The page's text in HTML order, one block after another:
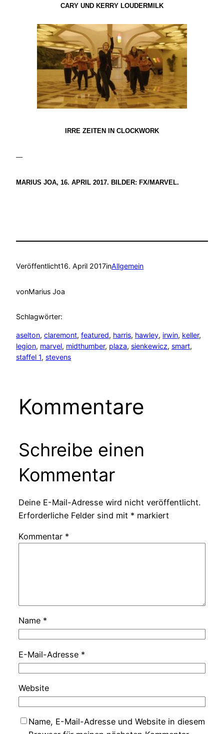
CARY UND KERRY LOUDERMILK
IRRE ZEITEN IN CLOCKWORK
—
MARIUS JOA, 16. APRIL 2017. BILDER: FX/MARVEL.
Veröffentlicht16. April 2017inAllgemein
vonMarius Joa
Schlagwörter:
aselton, claremont, featured, harris, hawley, irwin, keller
legion, marvel, midthumber, plaza, sienkewicz, smart
staffel 1, stevens
Kommentare
Schreibe einen
Kommentar
Deine E-Mail-Adresse wird nicht veröffentlicht.
Erforderliche Felder sind mit * markiert
Kommentar *
Name *
E-Mail-Adresse *
Website
Name, E-Mail-Adresse und Website in diesem